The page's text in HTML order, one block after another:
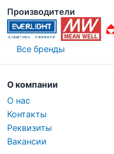
Производители
Все бренды
О компании
О нас
Контакты
Реквизиты
Вакансии